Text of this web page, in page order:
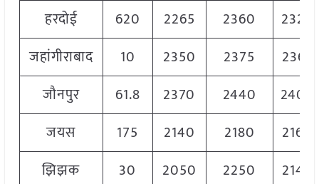
हरदोई
620 2265 2360
2320
जहांगीराबाद
10 2350 2375
2365
जौनपुर
61.8 2370 2440
2400
जयस
175 2140 2180
2160
झिझक
30 2050 2250
2140